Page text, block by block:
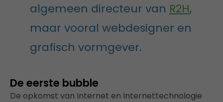
algemeen directeur van R2H,
maar vooral webdesigner en
grafisch vormgever.
De eerste bubble
De opkomst van Internet en Internettechnologie